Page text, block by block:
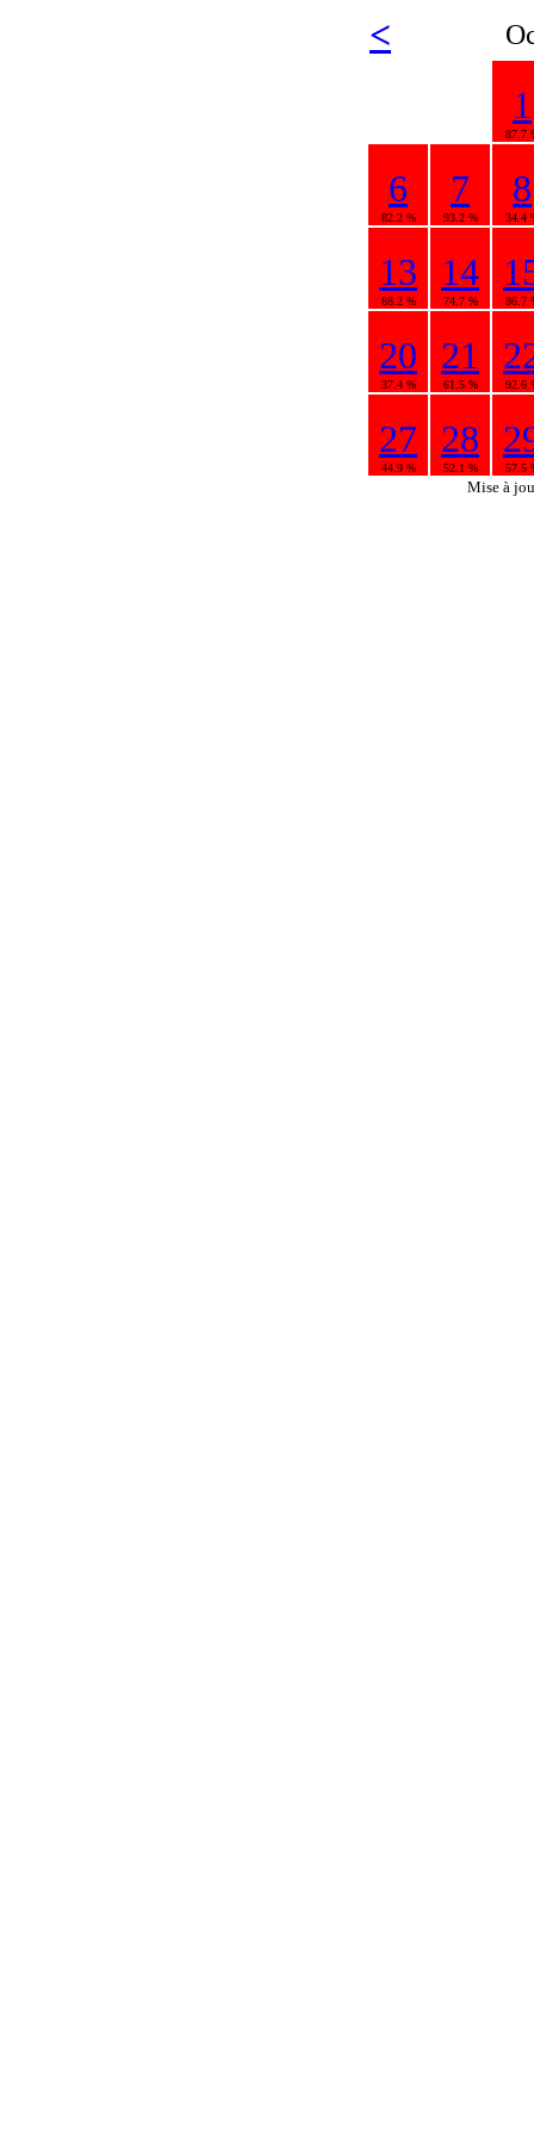
<
1
87.7
6
82.2 %
7
93.2 %
8
34.4
13
88.2 %
14
74.7 % 86.7
20
37.4 %
21
61.5 % 92.6
27
44.9 %
28
52.1 % 57.5
Mise à